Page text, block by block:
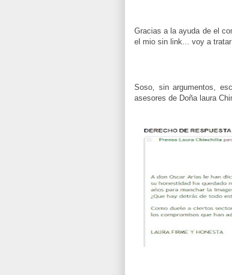
Gracias a la ayuda de el
el mio sin link... voy a
Soso, sin argumentos,
asesores de Doña laura